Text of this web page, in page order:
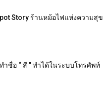
Story ร้านหม้อไฟแห่งความสุข
ำชื่อ “ สี ” ทำได้ในระบบโทรศัพท์